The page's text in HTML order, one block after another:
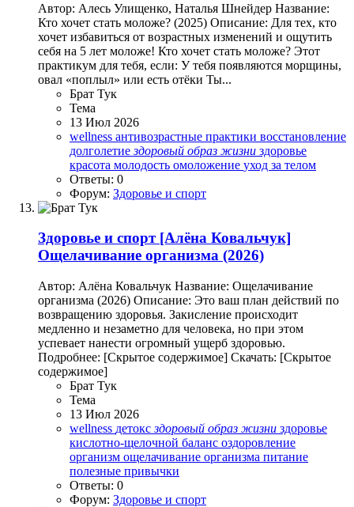
Автор: Алесь Улищенко, Наталья Шнейдер Название:
Кто хочет стать моложе? (2025) Описание: Для тех, кто
хочет избавиться от возрастных изменений и ощутить
себя на 5 лет моложе! Кто хочет стать моложе? Этот
практикум для тебя, если: У тебя появляются морщины,
овал «поплыл» или есть отёки Ты...
Брат Тук
Тема
13 Июл 2026
wellness антивозрастные практики восстановление
долголетиездоровый образ жизни здоровье
красота молодость омоложение уход за телом
Ответы: 0
Форум: Здоровье и спорт
Здоровье и спорт [Алёна Ковальчук]
Ощелачивание организма (2026)
Автор: Алёна Ковальчук Название: Ощелачивание
организма (2026) Описание: Это ваш план действий по
возвращению здоровья. Закисление происходит
медленно и незаметно для человека, но при этом
успевает нанести огромный ущерб здоровью.
Подробнее: [Скрытое содержимое] Скачать: [Скрытое
содержимое]
Брат Тук
Тема
13 Июл 2026
wellness детоксздоровый образ жизни здоровье
кислотно-щелочной баланс оздоровление
организм ощелачивание организма питание
полезные привычки
Ответы: 0
Форум: Здоровье и спорт